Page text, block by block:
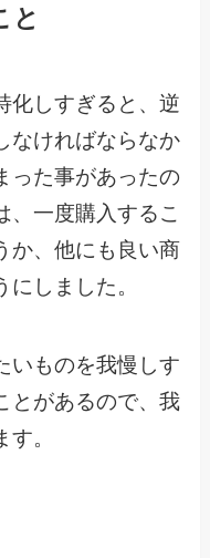
と
化しすぎると、逆
なければならなか
った事があったの
、一度購入するこ
か、他にも良い商
しました。
いものを我慢しす
とがあるので、我
。